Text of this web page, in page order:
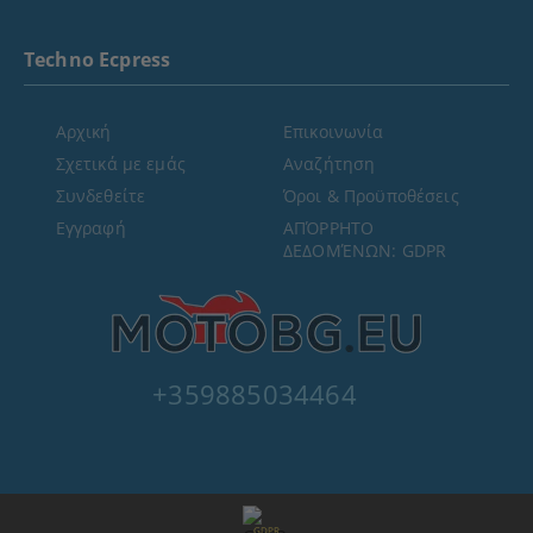
+359885034464
Techno Ecpress
Αρχική
Σχετικά με εμάς
Συνδεθείτε
Εγγραφή
Επικοινωνία
Αναζήτηση
Όροι & Προϋποθέσεις
ΑΠΌΡΡΗΤΟ
ΔΕΔΟΜΈΝΩΝ: GDPR
GDPR